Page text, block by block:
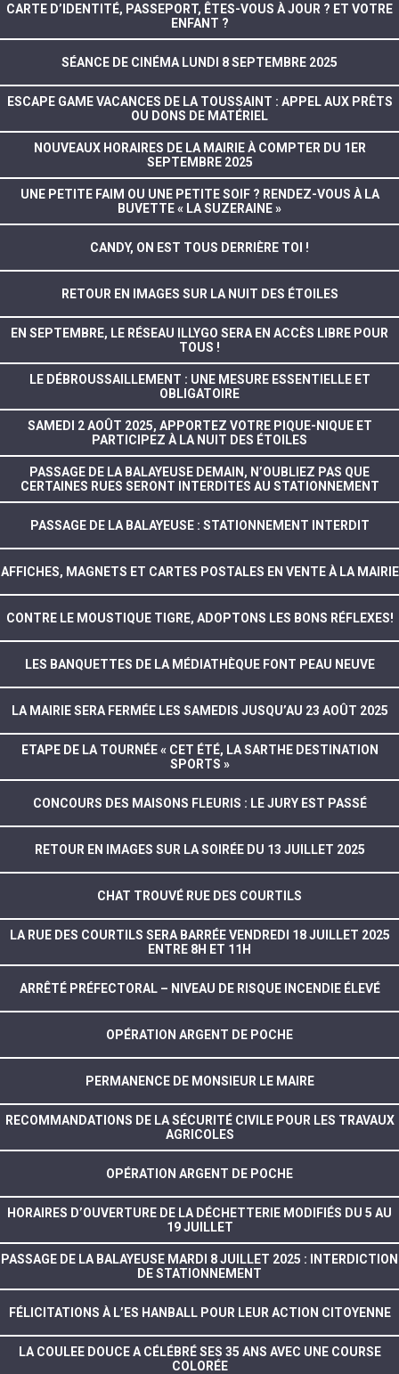
CARTE D’IDENTITÉ, PASSEPORT, ÊTES-VOUS À JOUR ? ET VOTRE
ENFANT ?
SÉANCE DE CINÉMA LUNDI 8 SEPTEMBRE 2025
ESCAPE GAME VACANCES DE LA TOUSSAINT : APPEL AUX PRÊTS
OU DONS DE MATÉRIEL
NOUVEAUX HORAIRES DE LA MAIRIE À COMPTER DU 1ER
SEPTEMBRE 2025
UNE PETITE FAIM OU UNE PETITE SOIF ? RENDEZ-VOUS À LA
BUVETTE « LA SUZERAINE »
CANDY, ON EST TOUS DERRIÈRE TOI !
RETOUR EN IMAGES SUR LA NUIT DES ÉTOILES
EN SEPTEMBRE, LE RÉSEAU ILLYGO SERA EN ACCÈS LIBRE POUR
TOUS !
LE DÉBROUSSAILLEMENT : UNE MESURE ESSENTIELLE ET
OBLIGATOIRE
SAMEDI 2 AOÛT 2025, APPORTEZ VOTRE PIQUE-NIQUE ET
PARTICIPEZ À LA NUIT DES ÉTOILES
PASSAGE DE LA BALAYEUSE DEMAIN, N’OUBLIEZ PAS QUE
CERTAINES RUES SERONT INTERDITES AU STATIONNEMENT
PASSAGE DE LA BALAYEUSE : STATIONNEMENT INTERDIT
AFFICHES, MAGNETS ET CARTES POSTALES EN VENTE À LA MAIRIE
CONTRE LE MOUSTIQUE TIGRE, ADOPTONS LES BONS RÉFLEXES!
LES BANQUETTES DE LA MÉDIATHÈQUE FONT PEAU NEUVE
LA MAIRIE SERA FERMÉE LES SAMEDIS JUSQU’AU 23 AOÛT 2025
ETAPE DE LA TOURNÉE « CET ÉTÉ, LA SARTHE DESTINATION
SPORTS »
CONCOURS DES MAISONS FLEURIS : LE JURY EST PASSÉ
RETOUR EN IMAGES SUR LA SOIRÉE DU 13 JUILLET 2025
CHAT TROUVÉ RUE DES COURTILS
LA RUE DES COURTILS SERA BARRÉE VENDREDI 18 JUILLET 2025
ENTRE 8H ET 11H
ARRÊTÉ PRÉFECTORAL – NIVEAU DE RISQUE INCENDIE ÉLEVÉ
OPÉRATION ARGENT DE POCHE
PERMANENCE DE MONSIEUR LE MAIRE
RECOMMANDATIONS DE LA SÉCURITÉ CIVILE POUR LES TRAVAUX
AGRICOLES
OPÉRATION ARGENT DE POCHE
HORAIRES D’OUVERTURE DE LA DÉCHETTERIE MODIFIÉS DU 5 AU
19 JUILLET
PASSAGE DE LA BALAYEUSE MARDI 8 JUILLET 2025 : INTERDICTION
DE STATIONNEMENT
FÉLICITATIONS À L’ES HANBALL POUR LEUR ACTION CITOYENNE
LA COULEE DOUCE A CÉLÉBRÉ SES 35 ANS AVEC UNE COURSE
COLORÉE